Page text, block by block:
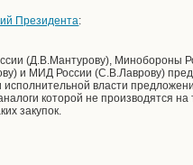
Президента:
(Д.В.Мантурову), Минобороны
и МИД России (С.В.Лаврову)
власти
которой не производятся
закупок.